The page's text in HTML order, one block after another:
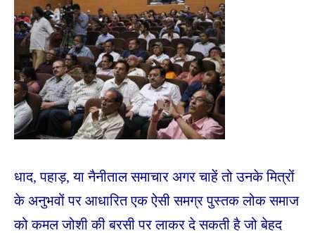
धाद, पहाड़, या नैनीताल समाचार अगर चाहें तो उनके मित्रों
के अनुभवों पर आधारित एक ऐसी समग्र पुस्तक लोक समाज
को कमल जोशी की बरसी पर लाकर दे सकती है जो बेहद